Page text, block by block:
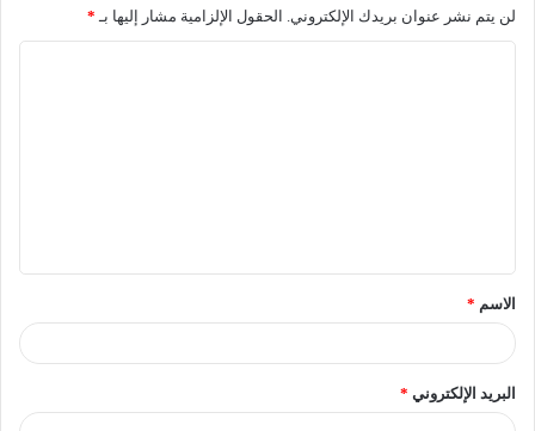
لن يتم نشر عنوان بريدك الإلكتروني. الحقول الإلزامية مشار إليها بـ *
الاسم *
البريد الإلكتروني *